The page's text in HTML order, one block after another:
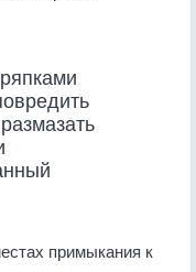
примыкания к